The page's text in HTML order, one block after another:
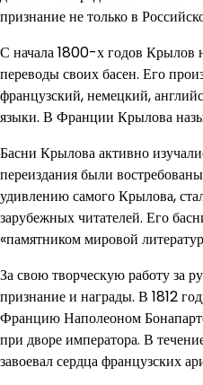
признание не только в
С начала 1800-х годов Крылов
переводы своих басен. Его
французский, немецкий,
языки. В Франции Крылова
Басни Крылова активно
переиздания были
удивлению самого Крылова,
зарубежных читателей. Его
«памятником мировой
За свою творческую работу за
признание и награды. В 1812
Францию Наполеоном
при дворе императора. В
завоевал сердца французских